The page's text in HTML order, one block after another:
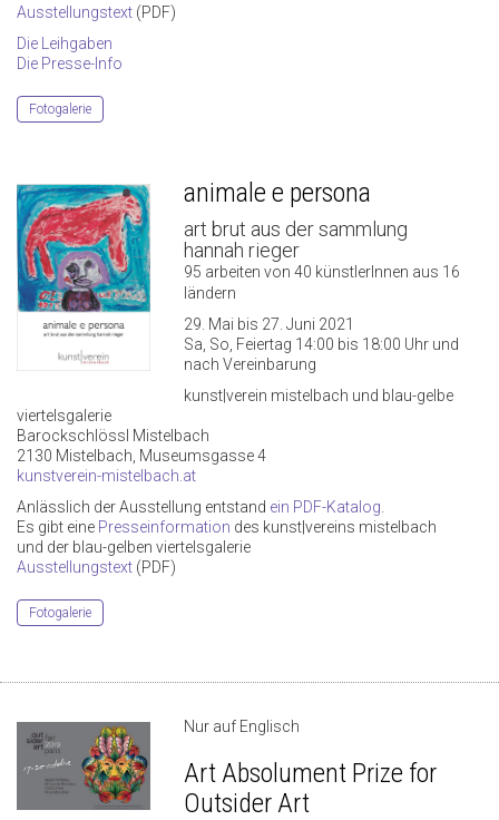
Ausstellungstext (PDF)
Die Leihgaben
Die Presse-Info
Fotogalerie
animale e persona
art brut aus der sammlung
hannah rieger
95 arbeiten von 40 künstlerInnen aus 16
ländern
29. Mai bis 27. Juni 2021
Sa, So, Feiertag 14:00 bis 18:00 Uhr und
nach Vereinbarung
kunst|verein mistelbach und blau-gelbe
viertelsgalerie
Barockschlössl Mistelbach
2130 Mistelbach, Museumsgasse 4
kunstverein-mistelbach.at
Anlässlich der Ausstellung entstand ein PDF-Katalog
Es gibt eine Presseinformation des kunst|vereins mistelbach
und der blau-gelben viertelsgalerie
Ausstellungstext (PDF)
Fotogalerie
Nur auf Englisch
Art Absolument Prize for
Outsider Art